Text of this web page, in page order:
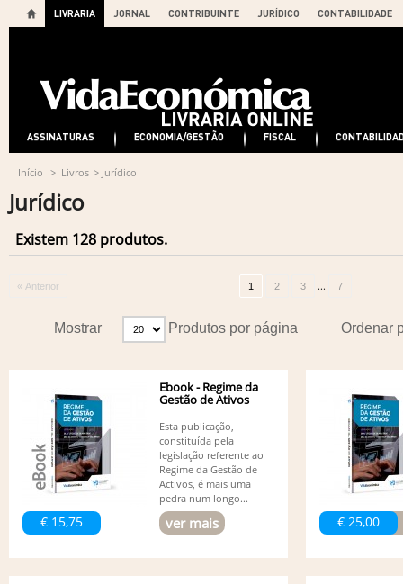
LIVRARIA JORNAL CONTRIBUINTE JURÍDICO CONTABILIDADE
ASSINATURAS ECONOMIA/GESTÃO FISCAL
Início > Livros > Jurídico
Jurídico
Existem 128 produtos.
« Anterior 1 2 3 ... 7
Ordenar
Mostrar Produtos por página
€ 15,75
Ebook - Regime da
Gestão de Ativos
Esta publicação,
constituída pela
legislação referente ao
Regime da Gestão de
Activos, é mais uma
pedra num longo...
ver mais € 25,00